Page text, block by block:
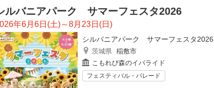
ルバニアパーク サマーフェスタ2026
年6月6日(土)～8月23日(日)
シルバニアパーク サマーフェスタ2026
茨城県 稲敷市
こもれび森のイバライド
フェスティバル・パレード